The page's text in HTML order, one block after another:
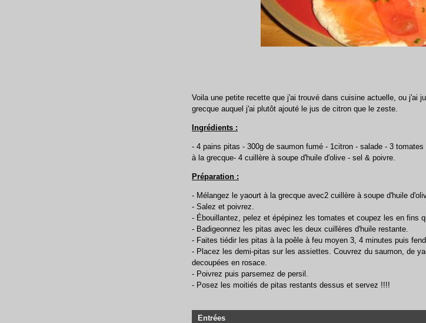
Voila une petite recette que j'ai trouvé dans cuisine actuelle, ou j'ai
grecque auquel j'ai plutôt ajouté le jus de citron que le zeste.
Ingrédients :
- 4 pains pitas - 300g de saumon fumé - 1citron - salade - 3
à la grecque- 4 cuillère à soupe d'huile d'olive - sel & poivre.
Préparation :
- Mélangez le yaourt à la grecque avec2 cuillère à soupe d'huile
- Salez et poivrez.
- Ébouillantez, pelez et épépinez les tomates et coupez les en fins
- Badigeonnez les pitas avec les deux cuillères d'huile restante.
- Faites tiédir les pitas à la poêle à feu moyen 3, 4 minutes puis
- Placez les demi-pitas sur les assiettes. Couvrez du saumon, de
decoupées en rosace.
- Poivrez puis parsemez de persil.
- Posez les moitiés de pitas restants dessus et servez !!!!
Entrées